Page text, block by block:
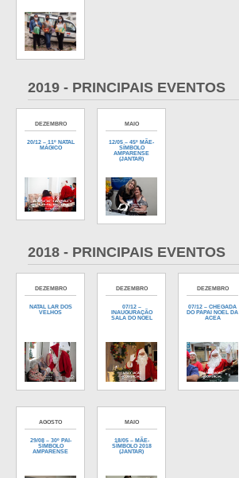
2019 - PRINCIPAIS EVENTOS
DEZEMBRO
20/12 – 11º NATAL
MÁGICO
MAIO
12/05 – 45º MÃE-
SÍMBOLO
AMPARENSE
(JANTAR)
2018 - PRINCIPAIS EVENTOS
DEZEMBRO
NATAL LAR DOS
VELHOS
DEZEMBRO
07/12 –
INAUGURAÇÃO
SALA DO NOEL
DEZEMBRO
07/12 – CHEGADA
DO PAPAI NOEL DA
ACEA
AGOSTO
29/08 – 30º PAI-
SÍMBOLO
AMPARENSE
MAIO
18/05 – MÃE-
SÍMBOLO 2018
(JANTAR)